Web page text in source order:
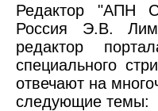
Редактор "АПН
Россия Э.В.
редактор
специального
отвечают на
следующие темы: